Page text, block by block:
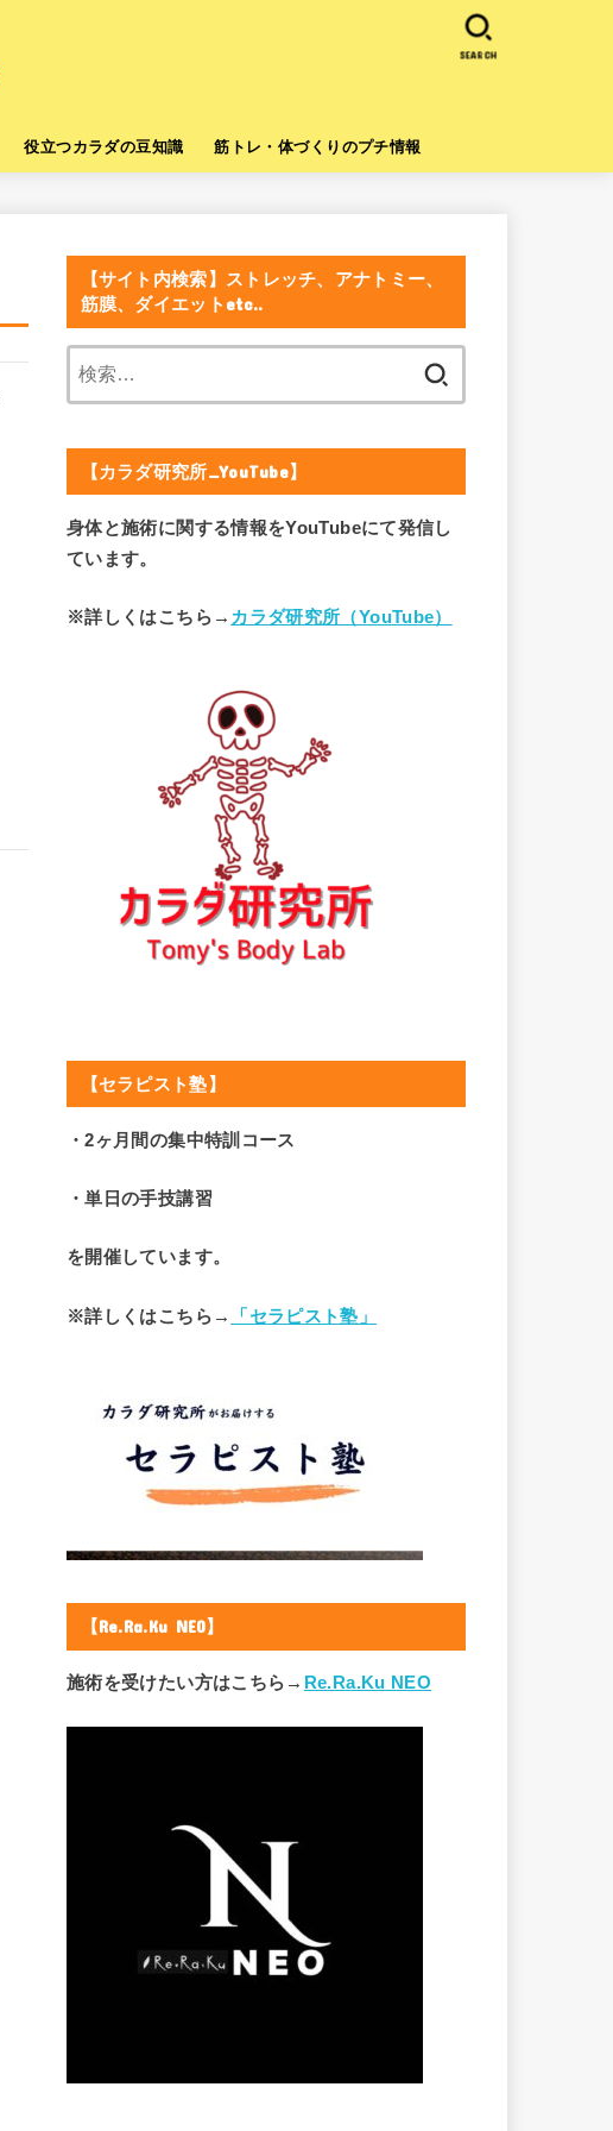
役立つカラダの豆知識 筋トレ・体づくりのプチ情報
SEARCH
【サイト内検索】ストレッチ、アナトミー、
筋膜、ダイエットetc..
【カラダ研究所_YouTube】
身体と施術に関する情報をYouTubeにて発信し
ています。
※詳しくはこちら→ カラダ研究所（YouTube）
【セラピスト塾】
・2ヶ月間の集中特訓コース
・単日の手技講習
を開催しています。
※詳しくはこちら→ 「セラピスト塾」
【Re.Ra.Ku NEO】
施術を受けたい方はこちら→ Re.Ra.Ku NEO